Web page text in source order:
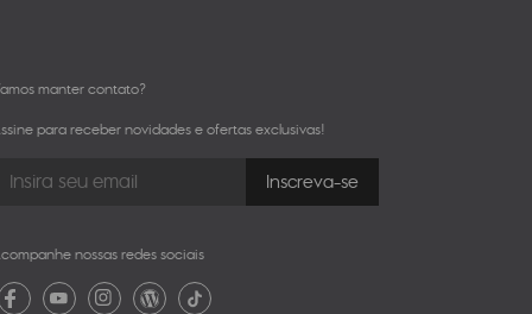
manter contato?
para receber novidades e ofertas exclusivas!
nossas redes sociais